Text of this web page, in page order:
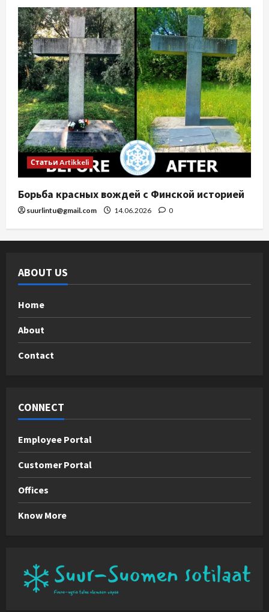
Статьи Artikkeli
Борьба красных вождей с Финской историей
suurlintu@gmail.com 14.06.2026 0
ABOUT US
Home
About
Contact
CONNECT
Employee Portal
Customer Portal
Offices
Know More